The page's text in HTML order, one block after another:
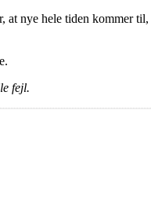
nye hele tiden kommer
fejl.